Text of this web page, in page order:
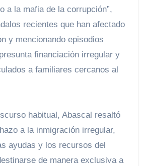
a la mafia de la corrupción”,
recientes que han afectado
y mencionando episodios
financiación irregular y
a familiares cercanos al
habitual, Abascal resaltó
a la inmigración irregular,
ayudas y los recursos del
de manera exclusiva a